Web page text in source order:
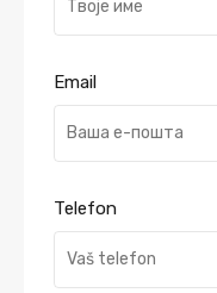
Email
Telefon